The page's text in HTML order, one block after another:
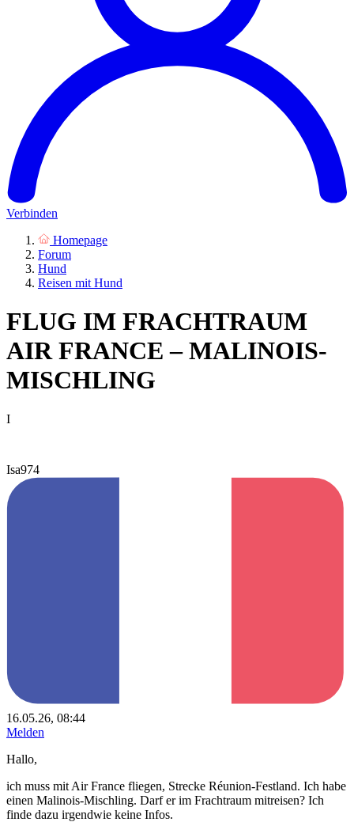
Verbinden
Homepage
Forum
Hund
Reisen mit Hund
FLUG IM FRACHTRAUM
AIR FRANCE – MALINOIS-
MISCHLING
I
Isa974
16.05.26, 08:44
Melden
Hallo,
ich muss mit Air France fliegen, Strecke Réunion-Festland. Ich habe
einen Malinois-Mischling. Darf er im Frachtraum mitreisen? Ich
finde dazu irgendwie keine Infos.